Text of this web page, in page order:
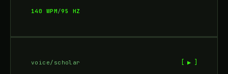
140 WPM/95 HZ
voice/scholar [ ▶ ]